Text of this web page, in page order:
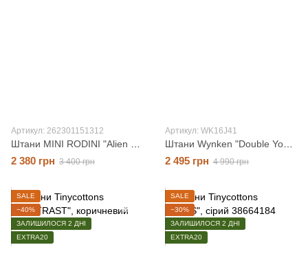
Артикул: 262301151312
2 380 грн 3 400 грн
Артикул: WK16J41
2 495 грн 4 990 грн
SALE
−40%
ЗАЛИШИЛОСЯ 2 ДНІ
EXTRA20
SALE
−30%
ЗАЛИШИЛОСЯ 2 ДНІ
EXTRA20